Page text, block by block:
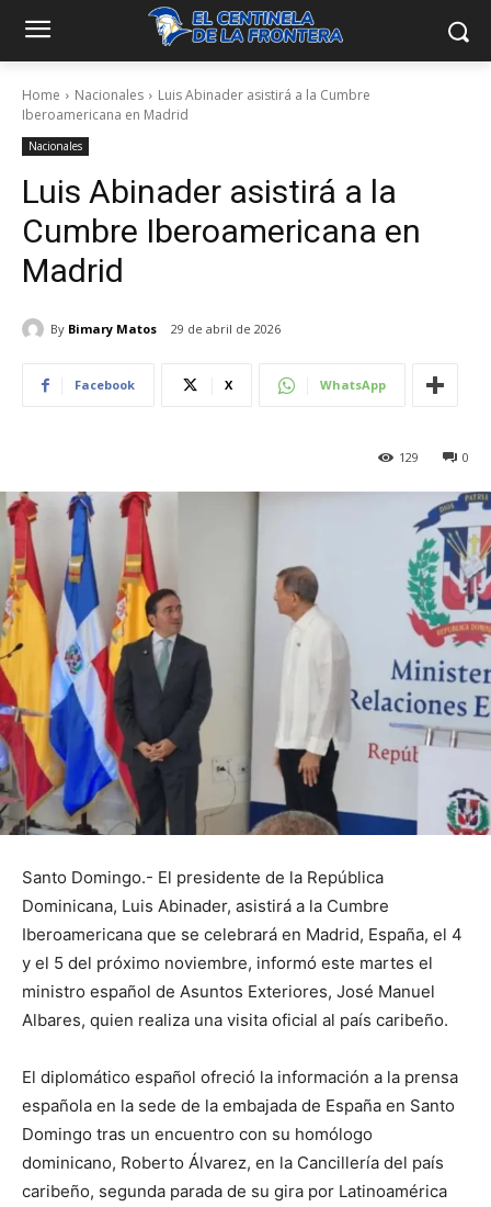
Home Nacionales
Luis Abinader asistirá a la Cumbre
Iberoamericana en Madrid
Nacionales
Luis Abinader asistirá a la
Cumbre Iberoamericana en
Madrid
By Bimary Matos 29 de abril de 2026
Facebook X WhatsApp
0
129
Santo Domingo.- El presidente de la República
Dominicana, Luis Abinader, asistirá a la Cumbre
Iberoamericana que se celebrará en Madrid, España, el 4
y el 5 del próximo noviembre, informó este martes el
ministro español de Asuntos Exteriores, José Manuel
Albares, quien realiza una visita oficial al país caribeño.
El diplomático español ofreció la información a la prensa
española en la sede de la embajada de España en Santo
Domingo tras un encuentro con su homólogo
dominicano, Roberto Álvarez, en la Cancillería del país
caribeño, segunda parada de su gira por Latinoamérica